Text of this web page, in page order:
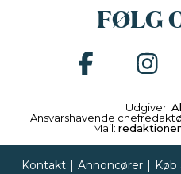
FØLG
Udgiver:
Ansvarshavende
Mail:
Kontakt | Annoncører |